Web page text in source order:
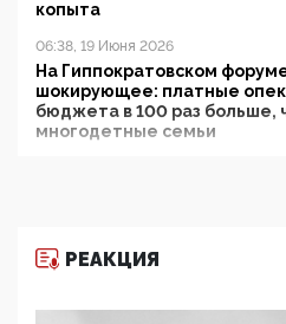
копыта
06:38, 19 Июня 2026
На Гиппократовском
шокирующее: платные
бюджета в 100 раз больше,
многодетные семьи
11:53, 09 Июня 2026
деятельность ИИТО
РЕАКЦИЯ